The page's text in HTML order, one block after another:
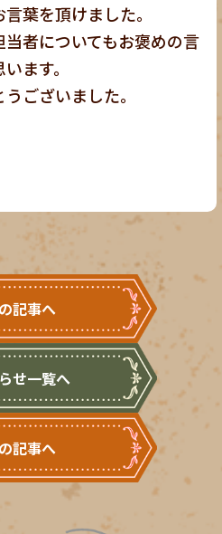
葉を頂けました。
者についてもお褒めの言
ます。
ございました。
記事へ
せ一覧へ
記事へ